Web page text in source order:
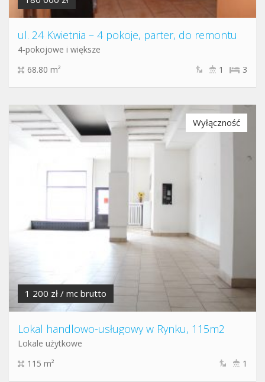
ul. 24 Kwietnia – 4 pokoje, parter, do remontu
4-pokojowe i większe
68.80 m²
3
1
1 200 zł / mc brutto
Wyłączność
Lokal handlowo-usługowy w Rynku, 115m2
Lokale użytkowe
115 m²
1